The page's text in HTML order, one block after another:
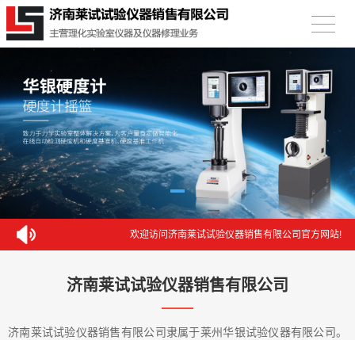
欢迎访问济南莱试试验仪器销售有限公司官方网站!
济南莱试试验仪器销售有限公司
济南莱试试验仪器销售有限公司隶属于莱州华银试验仪器有限公司。